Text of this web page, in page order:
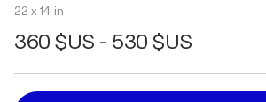
22 x 14 in
360 $US - 530 $US